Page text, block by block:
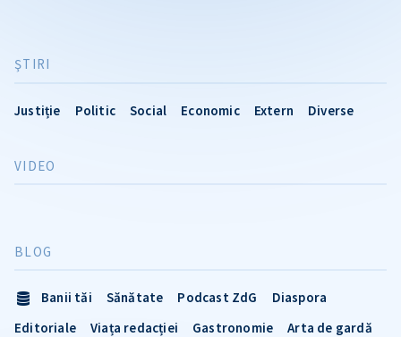
ŞTIRI
Justiție Politic Social Economic Extern Diverse
VIDEO
BLOG
Banii tăi Sănătate Podcast ZdG
Diaspora
Editoriale
Viața redacției Gastronomie
Arta de gardă